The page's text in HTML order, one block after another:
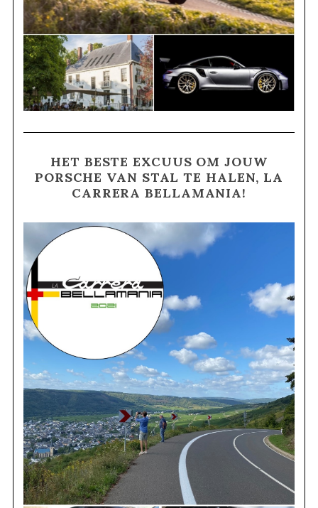
HET BESTE EXCUUS OM JOUW
PORSCHE VAN STAL TE HALEN, LA
CARRERA BELLAMANIA!